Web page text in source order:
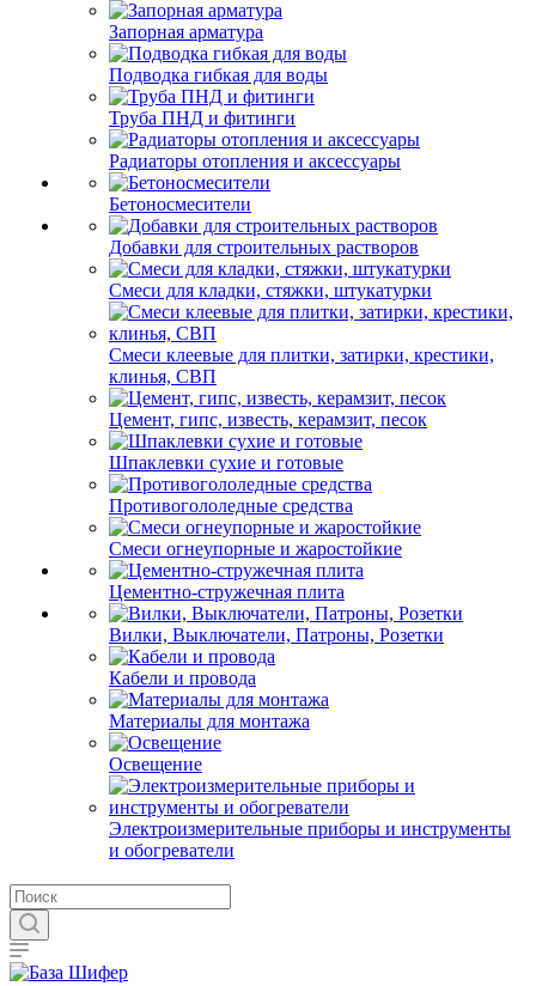
Запорная арматура
Подводка гибкая для воды
Труба ПНД и фитинги
Радиаторы отопления и аксессуары
Бетоносмесители
Добавки для строительных растворов
Смеси для кладки, стяжки, штукатурки
Смеси клеевые для плитки, затирки, крестики,
клинья, СВП
Цемент, гипс, известь, керамзит, песок
Шпаклевки сухие и готовые
Противогололедные средства
Смеси огнеупорные и жаростойкие
Цементно-стружечная плита
Вилки, Выключатели, Патроны, Розетки
Кабели и провода
Материалы для монтажа
Освещение
Электроизмерительные приборы и инструменты
и обогреватели